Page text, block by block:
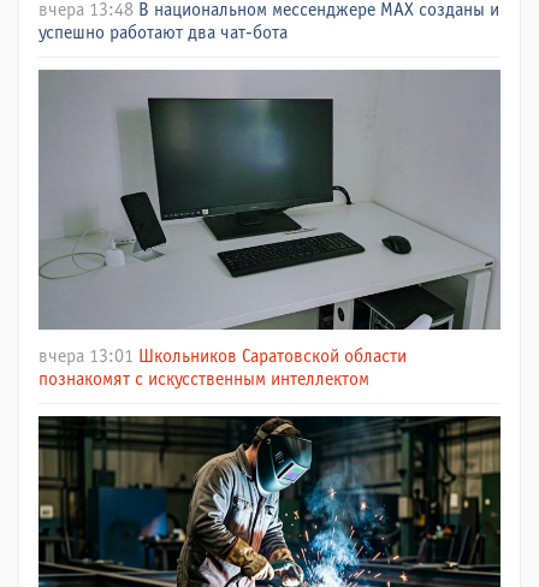
вчера 13:48 В национальном мессенджере МАХ созданы и
успешно работают два чат-бота
вчера 13:01
Школьников Саратовской области
познакомят с искусственным интеллектом